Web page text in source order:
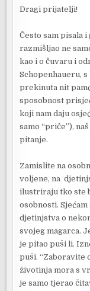
Dragi prijatelji!
Često sam pisala
razmišljao ne
kao i o čuvaru i
Schopenhaueru,
prekinuta nit
sposobnost
koji nam daju
samo “priče”),
pitanje.
Zamislite na
voljene, na
ilustriraju tko ste
osobnosti.
djetinjstva o
svojeg magarca.
je pitao puši li.
puši. “Zaboravite
životinja mora s
je samo tjerao